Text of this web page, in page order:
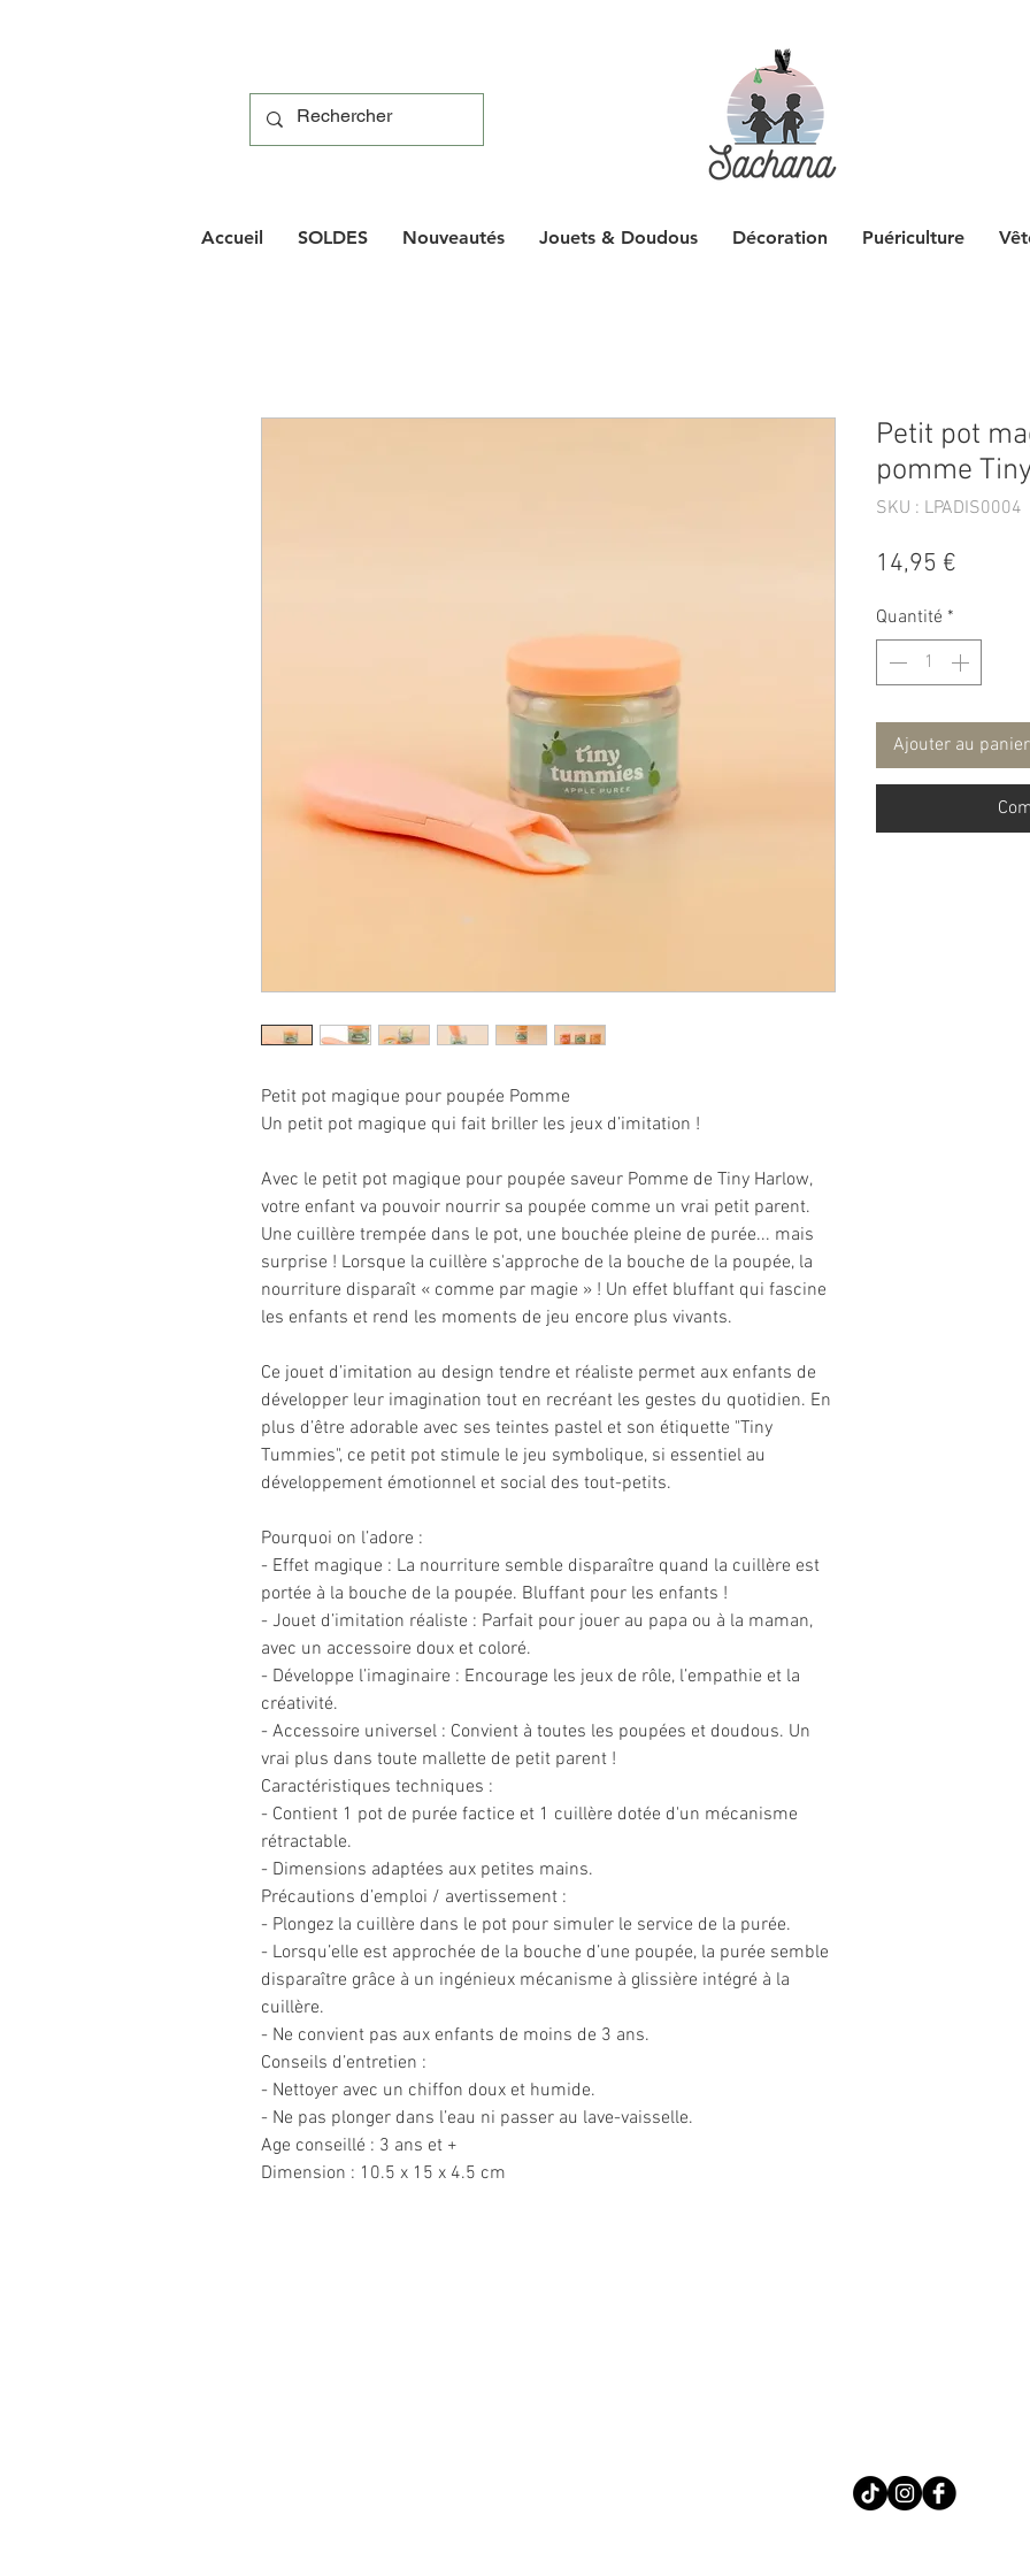
Accueil SOLDES Nouveautés Jouets & Doudous Décoration Puériculture
Petit pot magique pour poupée Pomme
Un petit pot magique qui fait briller les jeux d’imitation !
Avec le petit pot magique pour poupée saveur Pomme de Tiny Harlow,
votre enfant va pouvoir nourrir sa poupée comme un vrai petit parent.
Une cuillère trempée dans le pot, une bouchée pleine de purée... mais
surprise ! Lorsque la cuillère s'approche de la bouche de la poupée, la
nourriture disparaît « comme par magie » ! Un effet bluffant qui fascine
les enfants et rend les moments de jeu encore plus vivants.
Ce jouet d’imitation au design tendre et réaliste permet aux enfants de
développer leur imagination tout en recréant les gestes du quotidien. En
plus d’être adorable avec ses teintes pastel et son étiquette "Tiny
Tummies", ce petit pot stimule le jeu symbolique, si essentiel au
développement émotionnel et social des tout-petits.
Pourquoi on l’adore :
- Effet magique : La nourriture semble disparaître quand la cuillère est
portée à la bouche de la poupée. Bluffant pour les enfants !
- Jouet d’imitation réaliste : Parfait pour jouer au papa ou à la maman,
avec un accessoire doux et coloré.
- Développe l’imaginaire : Encourage les jeux de rôle, l’empathie et la
créativité.
- Accessoire universel : Convient à toutes les poupées et doudous. Un
vrai plus dans toute mallette de petit parent !
Caractéristiques techniques :
- Contient 1 pot de purée factice et 1 cuillère dotée d'un mécanisme
rétractable.
- Dimensions adaptées aux petites mains.
Précautions d’emploi / avertissement :
- Plongez la cuillère dans le pot pour simuler le service de la purée.
- Lorsqu’elle est approchée de la bouche d’une poupée, la purée semble
disparaître grâce à un ingénieux mécanisme à glissière intégré à la
cuillère.
- Ne convient pas aux enfants de moins de 3 ans.
Conseils d’entretien :
- Nettoyer avec un chiffon doux et humide.
- Ne pas plonger dans l’eau ni passer au lave-vaisselle.
Age conseillé : 3 ans et +
Dimension : 10.5 x 15 x 4.5 cm
Petit pot
pomme
SKU : LPADIS0004
14,95 €
Quantité *
Ajouter au panier